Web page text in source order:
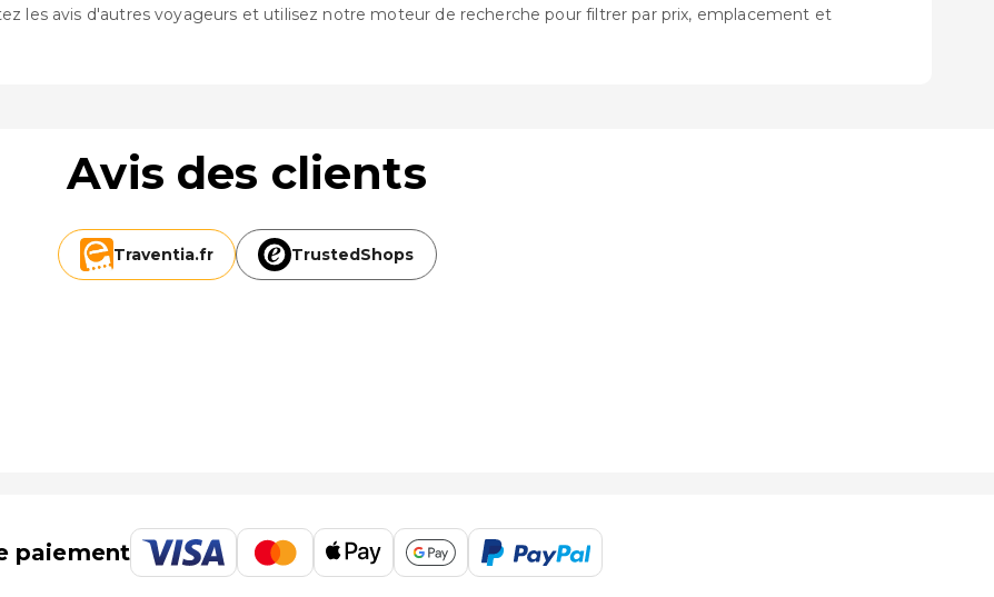
les avis d'autres voyageurs et utilisez notre moteur de recherche pour filtrer par prix, emplacement et
Avis des clients
Traventia.fr TrustedShops
paiement